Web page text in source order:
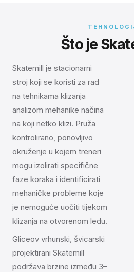
Što je
Skatemill je stacionarni
stroj koji se koristi za rad
na tehnikama klizanja
analizom mehanike načina
na koji netko klizi. Pruža
kontrolirano, ponovljivo
okruženje u kojem treneri
mogu izolirati specifične
faze koraka i identificirati
mehaničke probleme koje
je nemoguće uočiti tijekom
klizanja na otvorenom ledu.
Gliceov vrhunski, švicarski
projektirani Skatemill
podržava brzine između 3–